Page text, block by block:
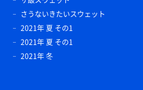
さうないきたいスウェット
2021年 夏 その1
2021年 夏 その1
2021年 冬